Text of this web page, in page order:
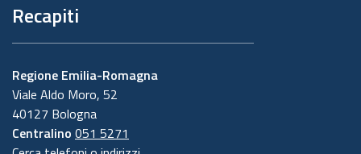
Recapiti
Regione Emilia-Romagna
Viale Aldo Moro, 52
40127 Bologna
Centralino 051 5271